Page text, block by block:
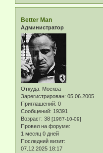
Better Man
Администратор
Откуда: Москва
Зарегистрирован: 05.06.2005
Приглашений: 0
Сообщений: 19391
Возраст: 38 [1987-10-09]
Провел на форуме:
1 месяц 0 дней
Последний визит:
07.12.2025 18:17